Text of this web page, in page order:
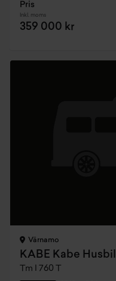
Pris
Inkl. moms
359 000 kr
Värnamo
KABE Kabe Husbil
Tm I 760 T